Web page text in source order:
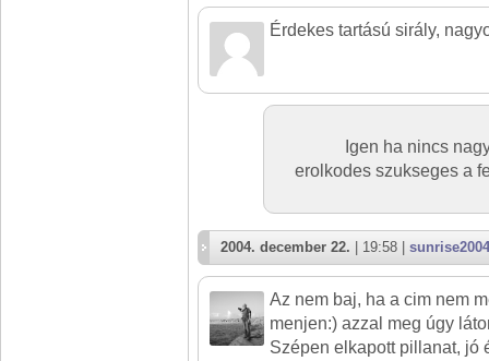
Érdekes tartású sirály,
Igen ha nincs
erolkodes szukseges a
2004. december 22. | 19:58 | sunrise2004
Az nem baj, ha a cim nem
menjen:) azzal meg úgy
Szépen elkapott pillanat, jó